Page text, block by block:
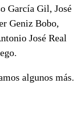
García Gil, José
Geniz Bobo,
José Real
algunos más.